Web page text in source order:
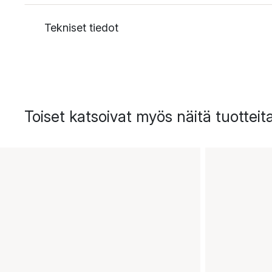
Tekniset tiedot
Toiset katsoivat myös näitä